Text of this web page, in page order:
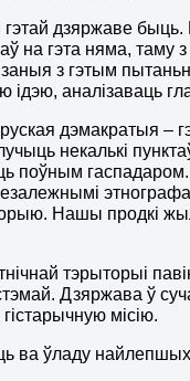
гэтай дзяржаве
на гэта няма,
з гэтым
аналізаваць
дэмакратыя –
некалькі
гаспадаром.
Нашы продкі
тэрыторыі
Дзяржава ў
місію.
ва ўладу найлепшых